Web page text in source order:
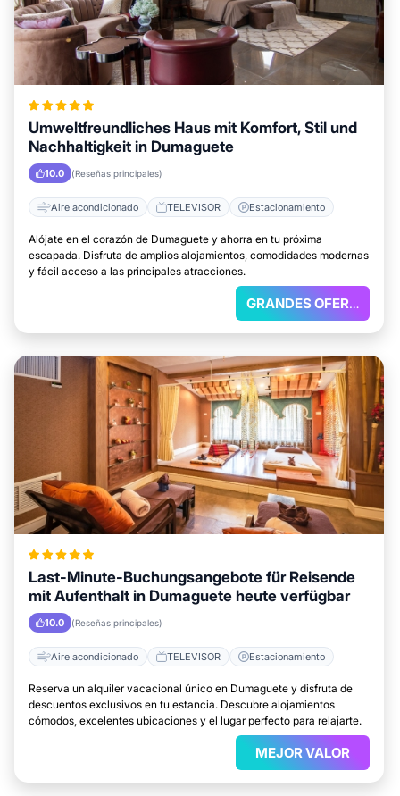
Umweltfreundliches Haus mit Komfort, Stil und
Nachhaltigkeit in Dumaguete
10.0 (Reseñas principales)
Aire acondicionado TELEVISOR Estacionamiento
Alójate en el corazón de Dumaguete y ahorra en tu próxima
escapada. Disfruta de amplios alojamientos, comodidades modernas
y fácil acceso a las principales atracciones.
GRANDES OFERTAS
Last-Minute-Buchungsangebote für Reisende
mit Aufenthalt in Dumaguete heute verfügbar
10.0 (Reseñas principales)
Aire acondicionado TELEVISOR Estacionamiento
Reserva un alquiler vacacional único en Dumaguete y disfruta de
descuentos exclusivos en tu estancia. Descubre alojamientos
cómodos, excelentes ubicaciones y el lugar perfecto para relajarte.
MEJOR VALOR